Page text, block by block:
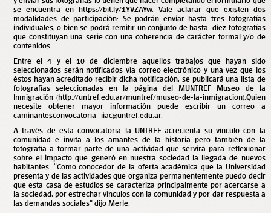
se encuentra en https://bit.ly/1YVZAYw. Vale aclarar que existen dos
modalidades de participación: Se podrán enviar hasta tres fotografías
individuales, o bien se podrá remitir un conjunto de hasta diez fotografías
que constituyan una serie con una coherencia de carácter formal y/o de
contenidos.
Entre el 4 y el 10 de diciembre aquellos trabajos que hayan sido
seleccionados serán notificados vía correo electrónico y una vez que los
éstos hayan acreditado recibir dicha notificación, se publicará una lista de
fotografías seleccionadas en la página del MUNTREF Museo de la
Inmigración (http://untref.edu.ar/muntref/museo-de-la-inmigracion).Quien
necesite obtener mayor información puede escribir un correo a
caminantesconvocatoria_iiac@untref.edu.ar.
A través de esta convocatoria la UNTREF acrecienta su vínculo con la
comunidad e invita a los amantes de la historia pero también de la
fotografía a formar parte de una actividad que servirá para reflexionar
sobre el impacto que generó en nuestra sociedad la llegada de nuevos
habitantes. “Como conocedor de la oferta académica que la Universidad
presenta y de las actividades que organiza permanentemente puedo decir
que esta casa de estudios se caracteriza principalmente por acercarse a
la sociedad, por estrechar vínculos con la comunidad y por dar respuesta a
las demandas sociales” dijo Merle.